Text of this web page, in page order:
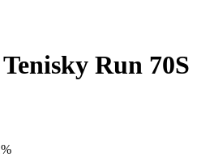
Tenisky Run 70S